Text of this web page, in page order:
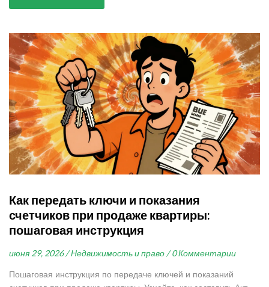
Как передать ключи и показания
счетчиков при продаже квартиры:
пошаговая инструкция
июня 29, 2026 / Недвижимость и право / 0 Комментарии
Пошаговая инструкция по передаче ключей и показаний